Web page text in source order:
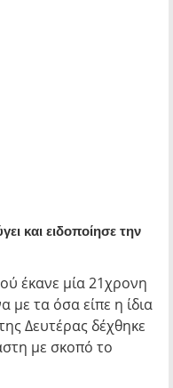
και ειδοποίησε την
έκανε μία 21χρονη
με τα όσα είπε η ίδια
Δευτέρας δέχθηκε
με σκοπό το